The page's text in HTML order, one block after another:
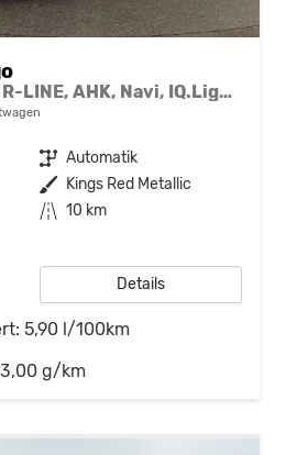
R-Line 1.5 TSI DSG R-LINE, AHK, Navi, IQ.Light, Kamera, ACC, Winter
Getriebe Automatik
Außenfarbe Kings Red Metallic
Kilometerstand 10 km
Details
5,90 l/100km
g/km